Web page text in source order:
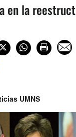
en la
UMNS